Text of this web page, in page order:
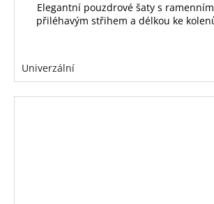
Elegantní pouzdrové šaty s
přiléhavým střihem a délkou ke
Univerzální